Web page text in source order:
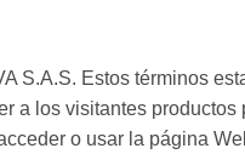
S.A.S. Estos términos
los visitantes
o usar la página